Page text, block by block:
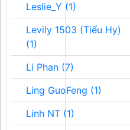
Leslie_Y (1)
Levily 1503 (Tiểu Hy)
(1)
Li Phan (7)
Ling GuoFeng (1)
Linh NT (1)